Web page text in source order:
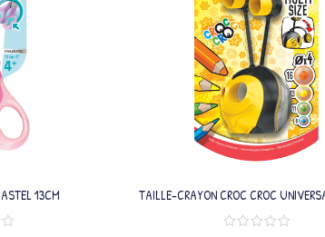
PASTEL 13CM
TAILLE-CRAYON CROC CROC
SIZE